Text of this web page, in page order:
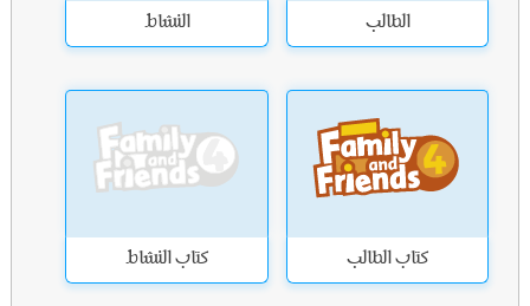
الطالب النشاط
كتاب الطالب كتاب النشاط